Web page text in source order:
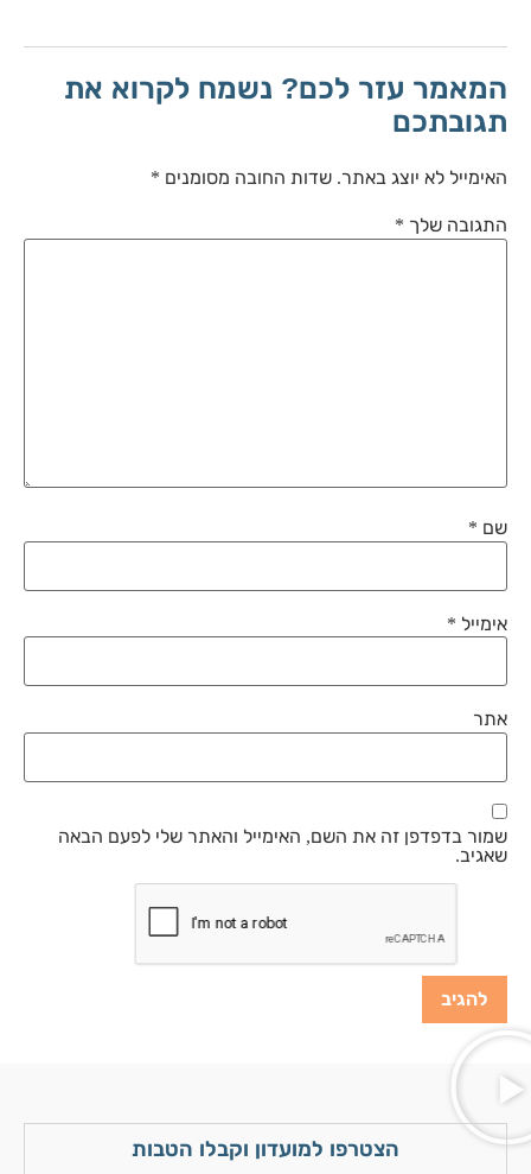
המאמר עזר לכם? נשמח לקרוא את
תגובתכם
האימייל לא יוצג באתר. שדות החובה מסומנים *
התגובה שלך *
שם *
אימייל *
אתר
שמור בדפדפן זה את השם, האימייל והאתר שלי לפעם הבאה
שאגיב.
הצטרפו למועדון וקבלו הטבות